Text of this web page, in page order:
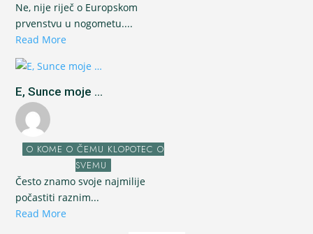
Ne, nije riječ o Europskom
prvenstvu u nogometu....
Read More
E, Sunce moje ...
O KOME O ČEMU KLOPOTEC O
SVEMU
Često znamo svoje najmilije
počastiti raznim...
Read More